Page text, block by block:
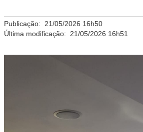
Publicação: 21/05/2026 16h50
Última modificação: 21/05/2026 16h51